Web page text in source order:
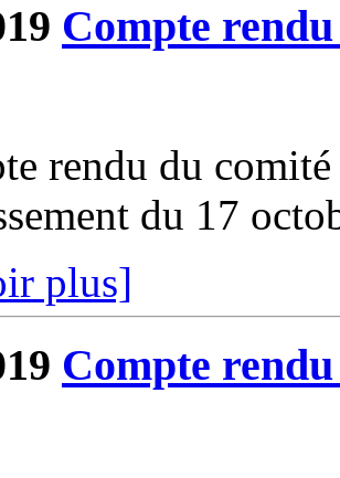
Compte
rendu du
du 17
plus]
Compte